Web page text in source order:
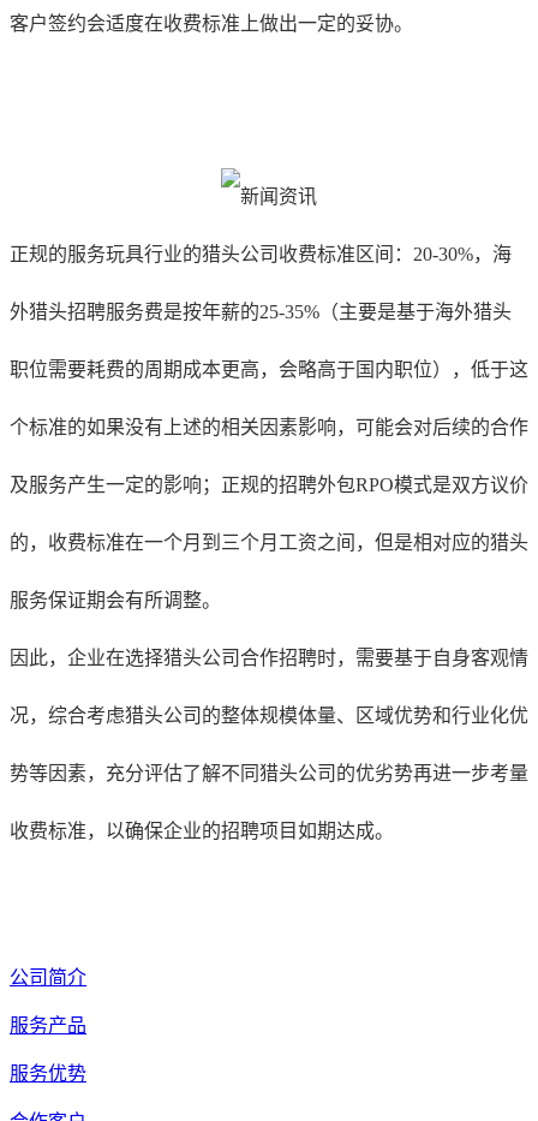
客户签约会适度在收费标准上做出一定的妥协。
正规的服务玩具行业的猎头公司收费标准区间：20-30%，海
外猎头招聘服务费是按年薪的25-35%（主要是基于海外猎头
职位需要耗费的周期成本更高，会略高于国内职位），低于这
个标准的如果没有上述的相关因素影响，可能会对后续的合作
及服务产生一定的影响；正规的招聘外包RPO模式是双方议价
的，收费标准在一个月到三个月工资之间，但是相对应的猎头
服务保证期会有所调整。
因此，企业在选择猎头公司合作招聘时，需要基于自身客观情
况，综合考虑猎头公司的整体规模体量、区域优势和行业化优
势等因素，充分评估了解不同猎头公司的优劣势再进一步考量
收费标准，以确保企业的招聘项目如期达成。
公司简介
服务产品
服务优势